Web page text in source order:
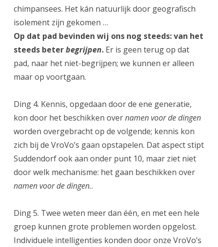
chimpansees. Het kán natuurlijk door geografisch
isolement zijn gekomen …
Op dat pad bevinden wij ons nog steeds: van het
steeds beterbegrijpen. Er is geen terug op dat
pad, naar het niet-begrijpen; we kunnen er alleen
maar op voortgaan.
Ding 4. Kennis, opgedaan door de ene generatie,
kon door het beschikken overnamen voor de dingen
worden overgebracht op de volgende; kennis kon
zich bij de VroVo’s gaan opstapelen. Dat aspect stipt
Suddendorf ook aan onder punt 10, maar ziet niet
door welk mechanisme: het gaan beschikken over
namen voor de dingen..
Ding 5. Twee weten meer dan één, en met een hele
groep kunnen grote problemen worden opgelost.
Individuele intelligenties konden door onze VroVo’s